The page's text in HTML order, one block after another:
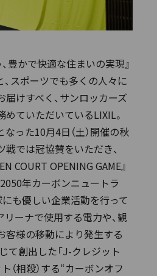
豊かで快適な住まいの実現』
スポーツでも多くの人々に
けすべく、サンロッカーズ
ていただいているLIXIL。
った10月4日（土）開催の秋
では冠協賛をいただき、
COURT OPENING GAME』
年カーボンニュートラ
も優しい企業活動を行って
リーナで使用する電力や、観
客様の移動により発生する
て創出した「J-クレジット
（相殺）する“カーボンオフ